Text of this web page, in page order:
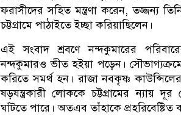
ফরাসীদের সহিত মন্ত্রণা করেন, তজ্জন্য
চট্টগ্রামে পাঠাইতে ইচ্ছা করিয়াছিলেন।
এই সংবাদ শ্রবণে নন্দকুমারের
নন্দকুমারও ভীত হইয়া পড়েন। সৌভাগ্যক্রমে
করিতে সমর্থ হন। রাজা নবকৃষ্ণ
ষড়যন্ত্রকারী লোককে চট্টগ্রামের ন্যায়
ঘাঁটতে পারে। অতএব তাঁহাকে